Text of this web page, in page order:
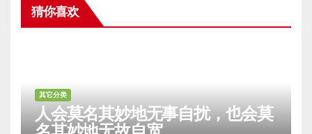
猜你喜欢
其它分类
人会莫名其妙地无事自扰，也会莫